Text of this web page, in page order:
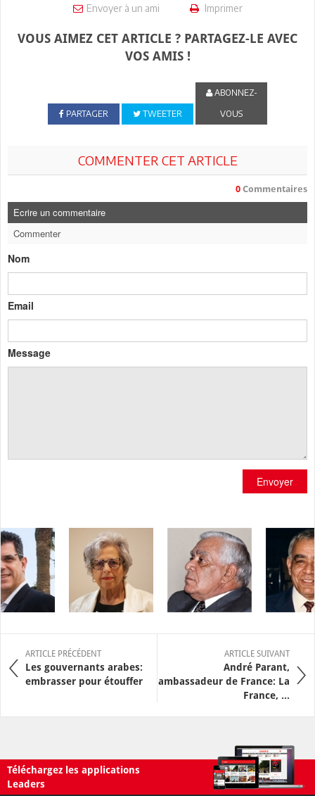
Envoyer à un ami Imprimer
VOUS AIMEZ CET ARTICLE ? PARTAGEZ-LE AVEC
VOS AMIS !
PARTAGER TWEETER
ABONNEZ-
VOUS
COMMENTER CET ARTICLE
0 Commentaires
Ecrire un commentaire
Commenter
Nom
Email
Message
Envoyer
ARTICLE PRÉCÉDENT
Les gouvernants arabes:
embrasser pour étouffer
ARTICLE SUIVANT
André Parant,
ambassadeur de France: La
France, ...
Téléchargez les applications
Leaders